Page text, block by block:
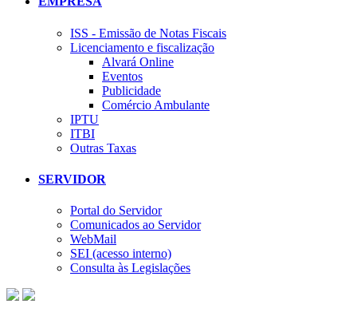
ISS - Emissão de Notas Fiscais
Licenciamento e fiscalização
Alvará Online
Eventos
Publicidade
Comércio Ambulante
IPTU
ITBI
Outras Taxas
SERVIDOR
Portal do Servidor
Comunicados ao Servidor
WebMail
SEI (acesso interno)
Consulta às Legislações